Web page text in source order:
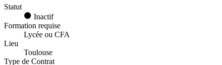
Statut
Inactif
Formation requise
Lycée ou CFA
Lieu
Toulouse
Type de Contrat